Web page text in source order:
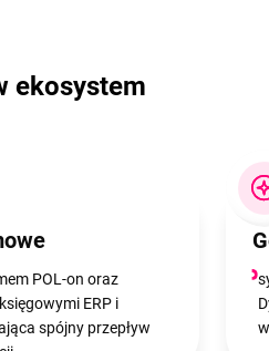
ekosystem
POL-on oraz
ERP i
spójny przepływ